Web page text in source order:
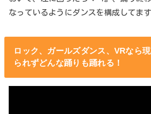
なっているようにダンスを構成してます
ロック、ガールズダンス、VRなら
られずどんな踊りも踊れる！